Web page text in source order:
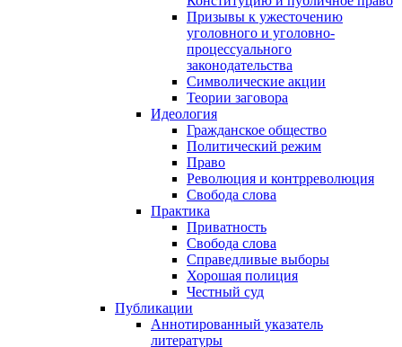
Призывы к ужесточению
уголовного и уголовно-
процессуального
законодательства
Символические акции
Теории заговора
Идеология
Гражданское общество
Политический режим
Право
Революция и контрреволюция
Свобода слова
Практика
Приватность
Свобода слова
Справедливые выборы
Хорошая полиция
Честный суд
Публикации
Аннотированный указатель
литературы